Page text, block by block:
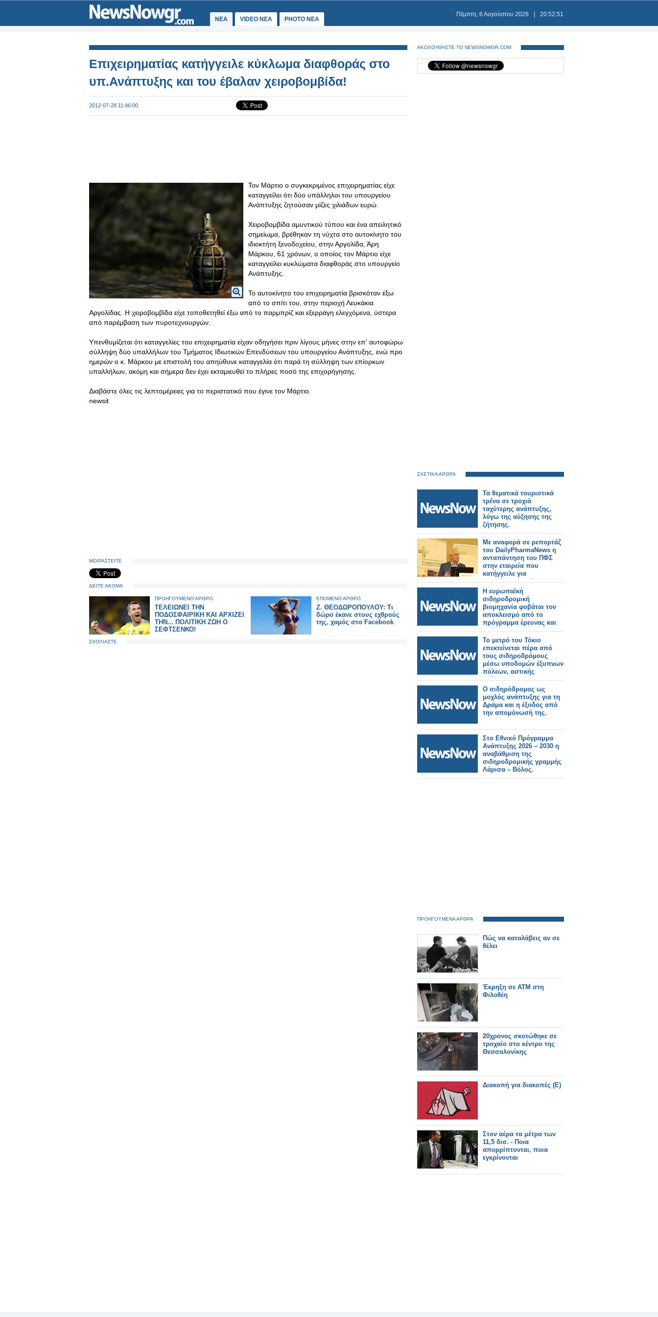
ΝΕΑ VIDEO NEA PHOTO NEA
Πέμπτη, 6 Αυγούστου 2026 20:52:51
Επιχειρηματίας κατήγγειλε κύκλωμα διαφθοράς στο
υπ.Ανάπτυξης και του έβαλαν χειροβομβίδα!
2012-07-28 11:46:00
Τον Μάρτιο ο συγκεκριμένος επιχειρηματίας είχε
καταγγείλει ότι δύο υπάλληλοι του υπουργείου
Ανάπτυξης ζητούσαν μίζες χιλιάδων ευρώ.
Χειροβομβίδα αμυντικού τύπου και ένα απειλητικό
σημείωμα, βρέθηκαν τη νύχτα στο αυτοκίνητο του
ιδιοκτήτη ξενοδοχείου, στην Αργολίδα, Άρη
Μάρκου, 61 χρόνων, ο οποίος τον Μάρτιο είχε
καταγγείλει κυκλώματα διαφθοράς στο υπουργείο
Ανάπτυξης.
Το αυτοκίνητο του επιχειρηματία βρισκόταν έξω
από το σπίτι του, στην περιοχή Λευκάκια
Αργολίδας. Η χειροβομβίδα είχε τοποθετηθεί έξω από το παρμπρίζ και εξερράγη ελεγχόμενα, ύστερα
από παρέμβαση των πυροτεχνουργών.
Υπενθυμίζεται ότι καταγγελίες του επιχειρηματία είχαν οδηγήσει πριν λίγους μήνες στην επ' αυτοφώρω
σύλληψη δύο υπαλλήλων του Τμήματος Ιδιωτικών Επενδύσεων του υπουργείου Ανάπτυξης, ενώ προ
ημερών ο κ. Μάρκου με επιστολή του απηύθυνε καταγγελία ότι παρά τη σύλληψη των επίορκων
υπαλλήλων, ακόμη και σήμερα δεν έχει εκταμιευθεί το πλήρες ποσό της επιχορήγησης.
Διαβάστε όλες τις λεπτομέρειες για το περιστατικό που έγινε τον Μάρτιο.
newsit
ΜΟΙΡΑΣΤΕΙΤΕ
ΔΕΙΤΕ ΑΚΟΜΑ
ΠΡΟΗΓΟΥΜΕΝΟ ΑΡΘΡΟ
ΤΕΛΕΙΩΝΕΙ ΤΗΝ
ΠΟΔΟΣΦΑΙΡΙΚΗ ΚΑΙ ΑΡΧΙΖΕΙ
ΤΗΝ... ΠΟΛΙΤΙΚΗ ΖΩΗ Ο
ΣΕΦΤΣΕΝΚΟ!
ΕΠΟΜΕΝΟ ΑΡΘΡΟ
Ζ. ΘΕΟΔΩΡΟΠΟΥΛΟΥ: Τι
δώρο έκανε στους εχθρούς
της, χαμός στο Facebook
ΣΧΟΛΙΑΣΤΕ
ΑΚΟΛΟΥΘΗΣΤΕ ΤΟ NEWSNOWGR.COM
ΣΧΕΤΙΚΑ ΑΡΘΡΑ
Τα θεματικά τουριστικά
τρένα σε τροχιά
ταχύτερης ανάπτυξης,
λόγω της αύξησης της
ζήτησης.
Με αναφορά σε ρεπορτάζ
του DailyPharmaNews η
ανταπάντηση του ΠΦΣ
στην εταιρεία που
κατήγγειλε για
απαράδεκτο τρόπο
διάθεσης σκευάσματός
της
Η ευρωπαϊκή
σιδηροδρομική
βιομηχανία φοβάται τον
αποκλεισμό από το
πρόγραμμα έρευνας και
ανάπτυξης της ΕΕ 2028-
34.
Το μετρό του Τόκιο
επεκτείνεται πέρα ​​από
τους σιδηροδρόμους
μέσω υποδομών έξυπνων
πόλεων, αστικής
ανάπτυξης και
παγκόσμιας
επιχειρησιακής εμπειρίας.
Ο σιδηρόδρομος ως
μοχλός ανάπτυξης για τη
Δράμα και η έξοδος από
την απομόνωσή της.
Στο Εθνικό Πρόγραμμα
Ανάπτυξης 2026 – 2030 η
αναβάθμιση της
σιδηροδρομικής γραμμής
Λάρισα – Βόλος.
ΠΡΟΗΓΟΥΜΕΝΑ ΑΡΘΡΑ
Πώς να καταλάβεις αν σε
θέλει
Έκρηξη σε ΑΤΜ στη
Φιλοθέη
20χρονος σκοτώθηκε σε
τροχαίο στο κέντρο της
Θεσσαλονίκης
Διακοπή για διακοπές (Ε)
Στον αέρα τα μέτρα των
11,5 δισ. - Ποια
απορρίπτονται, ποια
εγκρίνονται